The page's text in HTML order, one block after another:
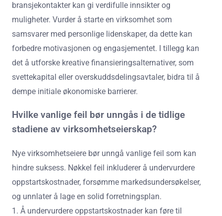
bransjekontakter kan gi verdifulle innsikter og
muligheter. Vurder å starte en virksomhet som
samsvarer med personlige lidenskaper, da dette kan
forbedre motivasjonen og engasjementet. I tillegg kan
det å utforske kreative finansieringsalternativer, som
svettekapital eller overskuddsdelingsavtaler, bidra til å
dempe initiale økonomiske barrierer.
Hvilke vanlige feil bør unngås i de tidlige
stadiene av virksomhetseierskap?
Nye virksomhetseiere bør unngå vanlige feil som kan
hindre suksess. Nøkkel feil inkluderer å undervurdere
oppstartskostnader, forsømme markedsundersøkelser,
og unnlater å lage en solid forretningsplan.
1. Å undervurdere oppstartskostnader kan føre til